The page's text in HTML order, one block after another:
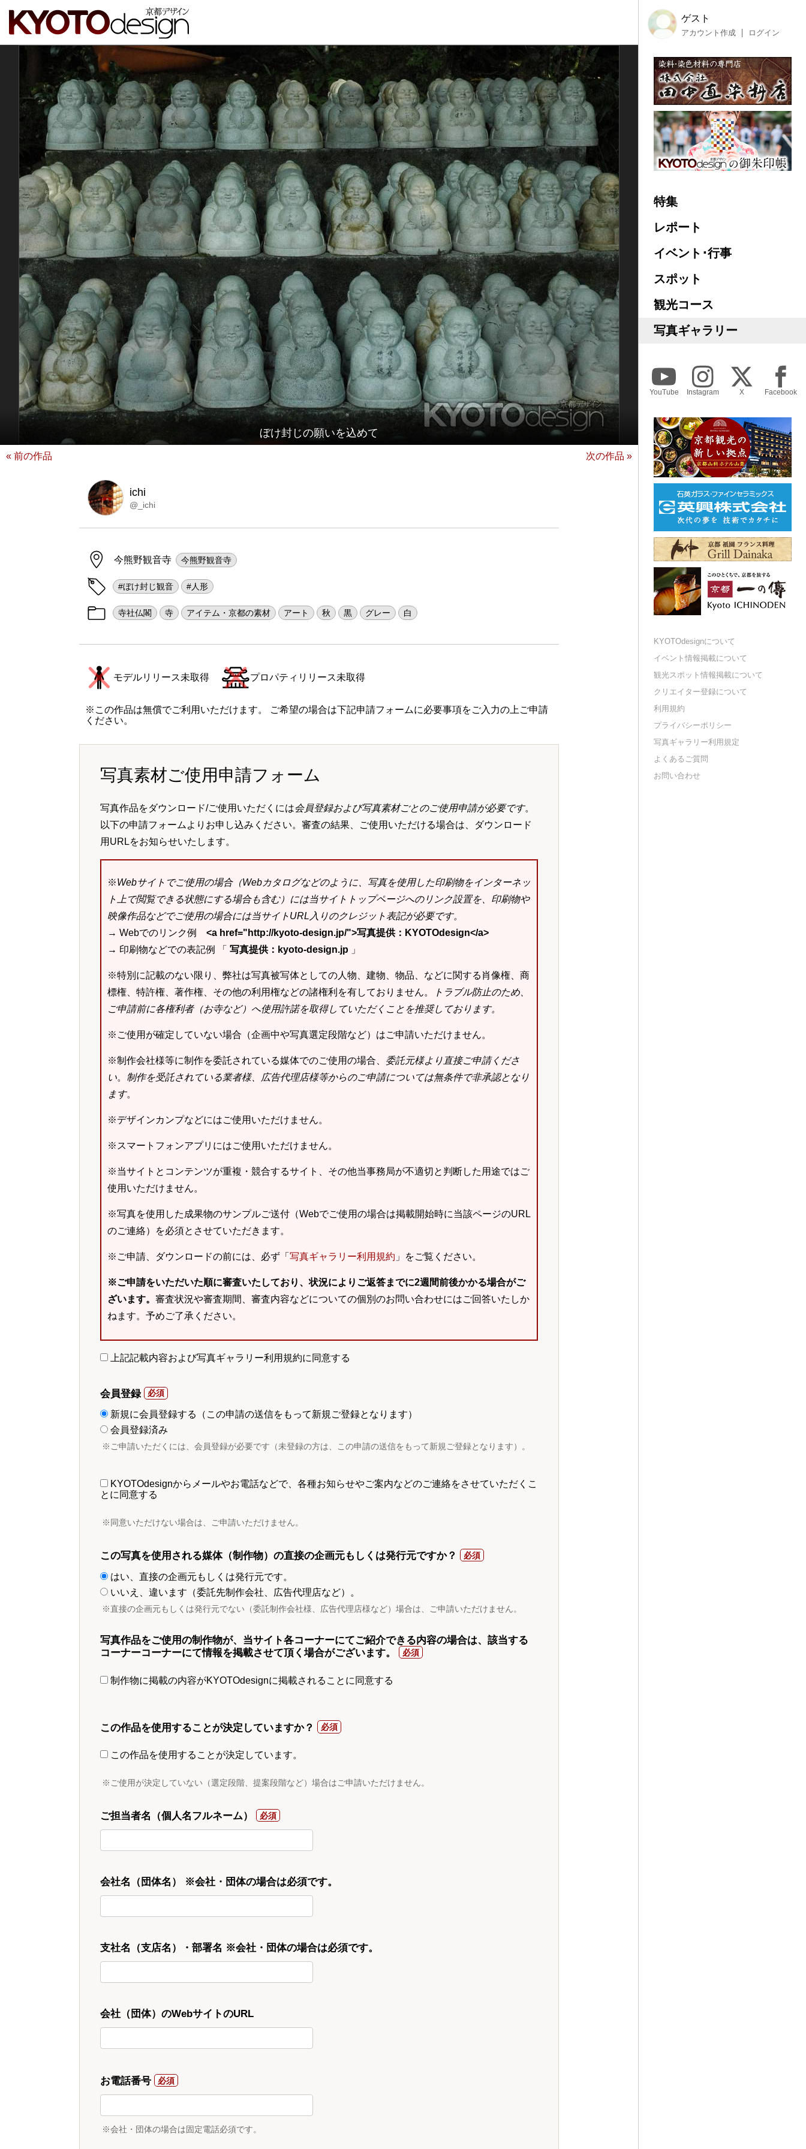
ぼけ封じの願いを込めて
« 前の作品 次の作品 »
ichi
@_ichi
今熊野観音寺 今熊野観音寺
#ぼけ封じ観音 #人形
寺社仏閣 寺 アイテム・京都の素材 アート 秋 黒 グレー 白
モデルリリース未取得 プロパティリリース未取得
※この作品は無償でご利用いただけます。 ご希望の場合は下記申請フォームに必要事項をご入力の上ご申請
ください。
写真素材ご使用申請フォーム
写真作品をダウンロード/ご使用いただくには会員登録および写真素材ごとのご使用申請が必要です。
以下の申請フォームよりお申し込みください。審査の結果、ご使用いただける場合は、ダウンロード
用URLをお知らせいたします。
※Webサイトでご使用の場合（Webカタログなどのように、写真を使用した印刷物をインターネッ
ト上で閲覧できる状態にする場合も含む）には当サイトトップページへのリンク設置を、印刷物や
映像作品などでご使用の場合には当サイトURL入りのクレジット表記が必要です。
→ Webでのリンク例 <a href="http://kyoto-design.jp/">写真提供：KYOTOdesign</a>
→ 印刷物などでの表記例 「 写真提供：kyoto-design.jp 」
※特別に記載のない限り、弊社は写真被写体としての人物、建物、物品、などに関する肖像権、商
標権、特許権、著作権、その他の利用権などの諸権利を有しておりません。
トラブル防止のため、
ご申請前に各権利者（お寺など）へ使用許諾を取得していただくことを推奨しております。
※ご使用が確定していない場合（企画中や写真選定段階など）はご申請いただけません。
※制作会社様等に制作を委託されている媒体でのご使用の場合、 委託元様より直接ご申請くださ
い。 制作を受託されている業者様、広告代理店様等からのご申請については無条件で非承認となり
ます。
※デザインカンプなどにはご使用いただけません。
※スマートフォンアプリにはご使用いただけません。
※当サイトとコンテンツが重複・競合するサイト、その他当事務局が不適切と判断した用途ではご
使用いただけません。
※写真を使用した成果物のサンプルご送付（Webでご使用の場合は掲載開始時に当該ページのURL
のご連絡）を必須とさせていただきます。
※ご申請、ダウンロードの前には、必ず「 写真ギャラリー利用規約 」をご覧ください。
※ご申請をいただいた順に審査いたしており、状況によりご返答までに2週間前後かかる場合がご
ざいます。 審査状況や審査期間、審査内容などについての個別のお問い合わせにはご回答いたしか
ねます。予めご了承ください。
上記記載内容および写真ギャラリー利用規約に同意する
会員登録
新規に会員登録する（この申請の送信をもって新規ご登録となります）
会員登録済み
※ご申請いただくには、会員登録が必要です（未登録の方は、この申請の送信をもって新規ご登録となります）。
KYOTOdesignからメールやお電話などで、各種お知らせやご案内などのご連絡をさせていただくこ
とに同意する
※同意いただけない場合は、ご申請いただけません。
この写真を使用される媒体（制作物）の直接の企画元もしくは発行元ですか？
はい、直接の企画元もしくは発行元です。
いいえ、違います（委託先制作会社、広告代理店など）。
※直接の企画元もしくは発行元でない（委託制作会社様、広告代理店様など）場合は、ご申請いただけません。
写真作品をご使用の制作物が、当サイト各コーナーにてご紹介できる内容の場合は、該当する
コーナーコーナーにて情報を掲載させて頂く場合がございます。
制作物に掲載の内容がKYOTOdesignに掲載されることに同意する
この作品を使用することが決定していますか？
この作品を使用することが決定しています。
※ご使用が決定していない（選定段階、提案段階など）場合はご申請いただけません。
ご担当者名（個人名フルネーム）
会社名（団体名） ※会社・団体の場合は必須です。
支社名（支店名）・部署名 ※会社・団体の場合は必須です。
会社（団体）のWebサイトのURL
お電話番号
※会社・団体の場合は固定電話必須です。
ゲスト
アカウント作成 ログイン
特集
レポート
イベント･行事
スポット
観光コース
写真ギャラリー
YouTube Instagram X Facebook
KYOTOdesignについて
イベント情報掲載について
観光スポット情報掲載について
クリエイター登録について
利用規約
プライバシーポリシー
写真ギャラリー利用規定
よくあるご質問
お問い合わせ